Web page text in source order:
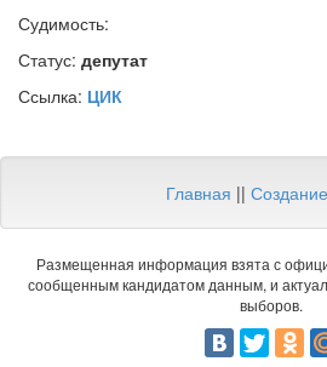
Судимость:
Статус: депутат
Ссылка: ЦИК
Главная ||
Размещенная информация взята с
сообщенным кандидатом данным, и
выборов.